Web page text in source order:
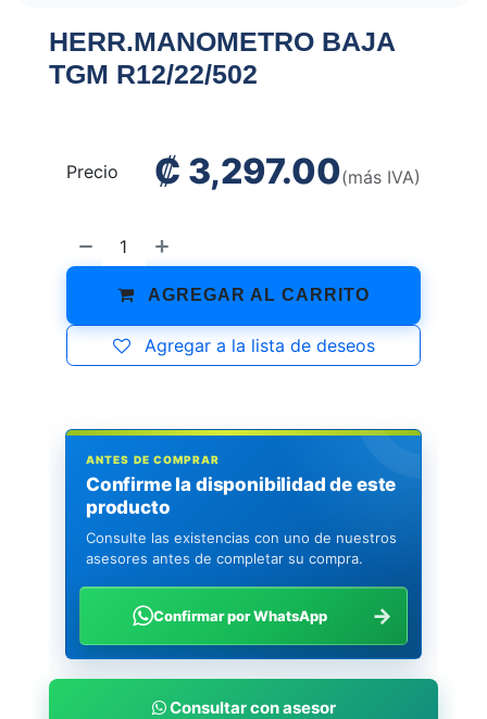
HERR.MANOMETRO BAJA
TGM R12/22/502
AGREGAR AL CARRITO
Agregar a la lista de deseos
Precio ₡ 3,297.00(más IVA)
ANTES DE COMPRAR
Confirme la disponibilidad de este
producto
Consulte las existencias con uno de nuestros
asesores antes de completar su compra.
Confirmar por WhatsApp →
Consultar con asesor